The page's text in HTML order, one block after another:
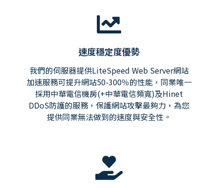
速度穩定度優勢
我們的伺服器提供LiteSpeed Web Server網站
加速服務可提升網站50-300％的性能，同業唯一
採用中華電信機房(+中華電信頻寬)及Hinet
DDoS防護的服務，保護網站攻擊最夠力，為您
提供同業無法做到的速度與安全性。